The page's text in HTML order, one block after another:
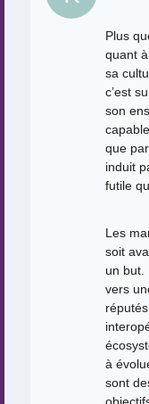
Plus
quant
sa
c’est
son
que
induit
futile
Les
soit
un but.
vers
à
sont